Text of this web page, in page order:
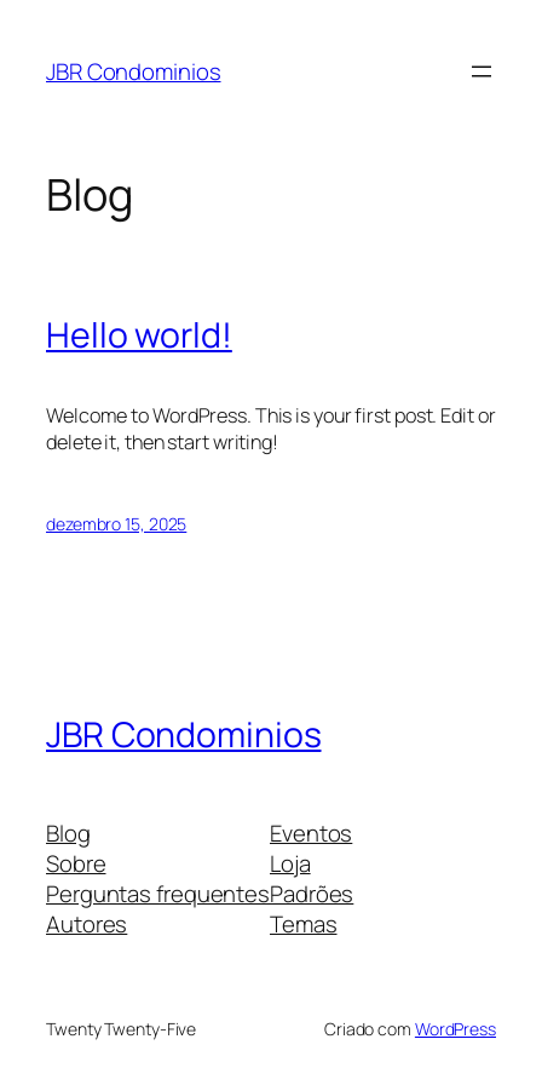
JBR Condominios
Blog
Hello world!
Welcome to WordPress. This is your first post. Edit or
delete it, then start writing!
dezembro 15, 2025
JBR Condominios
Blog
Sobre
Perguntas frequentes
Autores
Eventos
Loja
Padrões
Temas
Twenty Twenty-Five Criado com WordPress